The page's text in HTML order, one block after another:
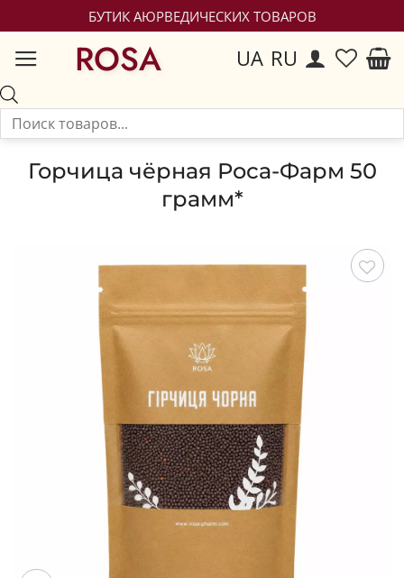
БУТИК АЮРВЕДИЧЕСКИХ ТОВАРОВ
ROSA UA RU
Горчица чёрная Роса-Фарм 50
грамм*